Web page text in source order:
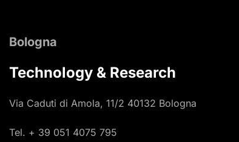
Bologna
Technology & Research
Via Caduti di Amola, 11/2 40132 Bologna
Tel. + 39 051 4075 795